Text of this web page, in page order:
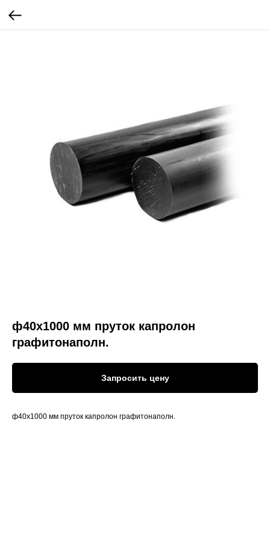
ф40х1000 мм пруток капролон
графитонаполн.
Запросить цену
ф40х1000 мм пруток капролон графитонаполн.